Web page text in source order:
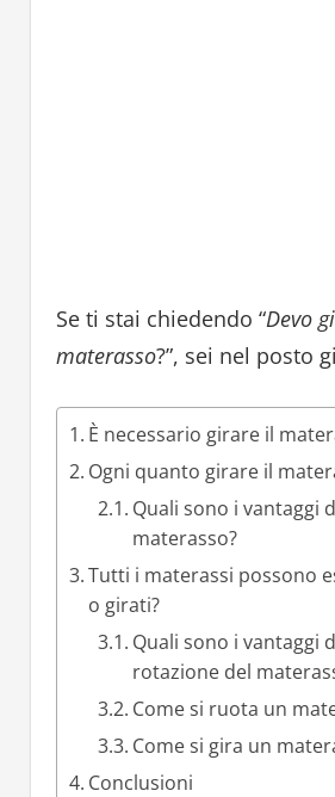
Se ti stai chiedendo “Devo
materasso?”, sei nel posto
È necessario girare il
Ogni quanto girare il
Quali sono i vantaggi
materasso?
Tutti i materassi possono
o girati?
Quali sono i vantaggi
rotazione del
Come si ruota un
Come si gira un
Conclusioni